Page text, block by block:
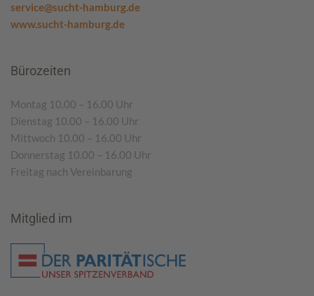
service@sucht-hamburg.de
www.sucht-hamburg.de
Bürozeiten
Montag 10.00 – 16.00 Uhr
Dienstag 10.00 – 16.00 Uhr
Mittwoch 10.00 – 16.00 Uhr
Donnerstag 10.00 – 16.00 Uhr
Freitag nach Vereinbarung
Mitglied im